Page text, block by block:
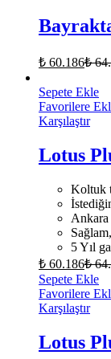
₺ 60.186₺
Sepete Ekle
Favorilere
Karşılaştır
Lotus
Koltuk
5 Yıl
₺ 60.186₺
Sepete Ekle
Favorilere
Karşılaştır
Lotus